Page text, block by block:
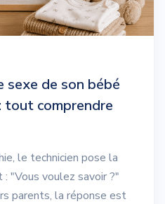
sexe de son bébé
tout comprendre
le technicien pose la
"Vous voulez savoir ?"
parents, la réponse est